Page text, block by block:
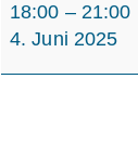
18:00 – 21:00
4. Juni 2025